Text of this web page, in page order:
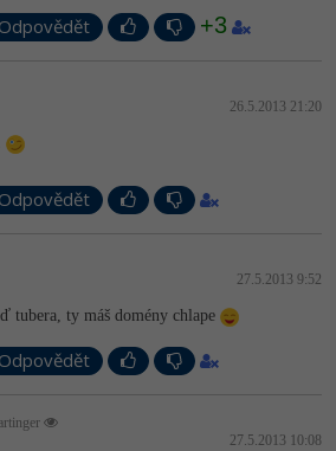
Odpovědět +3
26.5.2013 21:20
Odpovědět
27.5.2013 9:52
tubera, ty máš domény chlape
Odpovědět
27.5.2013 10:08